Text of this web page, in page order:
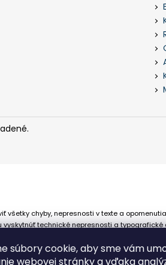
súbory cookie, aby sme vám
webovej stránky a vďaka
všetky chyby, nepresnosti v texte a
technické nepresnosti a
že sa spoliehajú na nepresné informácie